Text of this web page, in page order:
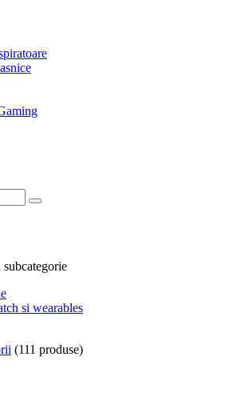
si wearables
(111 produse)